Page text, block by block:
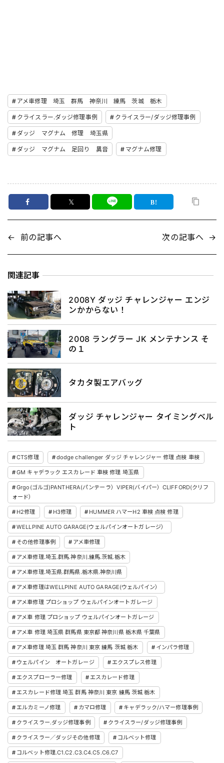
アメ車修理 埼玉 群馬 神奈川 練馬 茨城 栃木
クライスラー.ダッジ修理事例 クライスラー/ダッジ修理事例
ダッジ マグナム 修理 埼玉県
ダッジ マグナム 足回り 異音 マグナム修理
𝕏
← 前の記事へ 次の記事へ →
関連記事
2008Y ダッジ チャレンジャー エンジ
ンかからない！
2008 ラングラー JK メンテナンス そ
の１
タカタ製エアバッグ
ダッジ チャレンジャー タイミングベル
ト
CTS修理 dodge challenger ダッジ チャレンジャー 修理 点検 車検
GM キャデラック エスカレード 車検 修理 埼玉県
Grgo(ゴルゴ)PANTHERA(パンテーラ）VIPER(バイパー）CLIFFORD(クリフ
ォード）
H2修理 H3修理 HUMMER ハマーH2 車検 点検 修理
WELLPINE AUTO GARAGE(ウェルパインオートガレージ）
その他修理事例 アメ車修理
アメ車修理.埼玉.群馬.神奈川.練馬.茨城.栃木
アメ車修理.埼玉県.群馬県.栃木県.神奈川県
アメ車修理はWELLPINE AUTO GARAGE(ウェルパイン）
アメ車修理 プロショップ ウェルパインオートガレージ
アメ車 修理 プロショップ ウェルパインオートガレージ
アメ車 修理 埼玉県 群馬県 東京都 神奈川県 栃木県 千葉県
アメ車修理 埼玉 群馬 神奈川 東京 練馬 茨城 栃木 インパラ修理
ウェルパイン オートガレージ エクスプレス修理
エクスプローラー修理 エスカレード修理
エスカレード修理 埼玉 群馬 神奈川 東京 練馬 茨城 栃木
エルカミーノ修理 カマロ修理 キャデラック/ハマー修理事例
クライスラー.ダッジ修理事例 クライスラー/ダッジ修理事例
クライスラー／ダッジその他修理 コルベット修理
コルベット修理.C1.C2.C3.C4.C5.C6.C7